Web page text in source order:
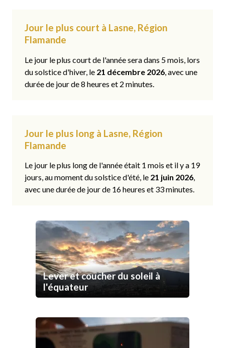
Jour le plus court à Lasne, Région
Flamande
Le jour le plus court de l'année sera dans 5 mois, lors
du solstice d'hiver, le 21 décembre 2026, avec une
durée de jour de 8 heures et 2 minutes.
Jour le plus long à Lasne, Région
Flamande
Le jour le plus long de l'année était 1 mois et il y a 19
jours, au moment du solstice d'été, le 21 juin 2026,
avec une durée de jour de 16 heures et 33 minutes.
Lever et coucher du soleil à
l'équateur